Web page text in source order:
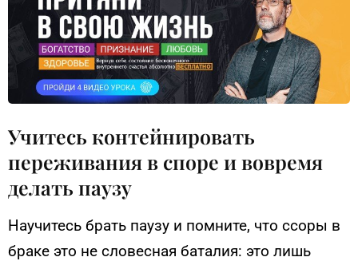
Учитесь контейнировать
переживания в споре и вовремя
делать паузу
Научитесь брать паузу и помните, что ссоры в
браке это не словесная баталия: это лишь